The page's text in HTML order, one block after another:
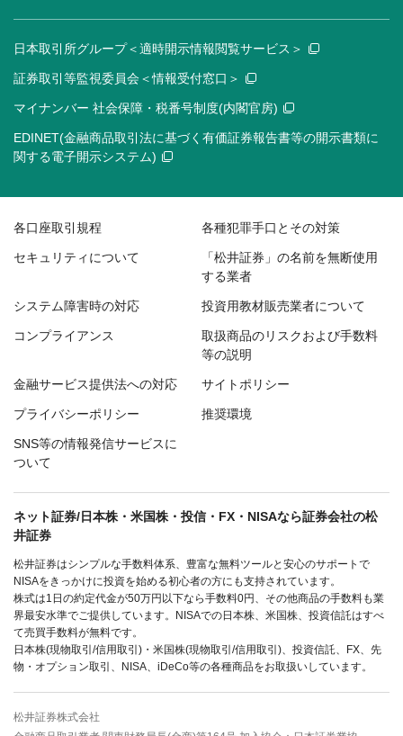
日本取引所グループ＜適時開示情報閲覧サービス＞
証券取引等監視委員会＜情報受付窓口＞
マイナンバー 社会保障・税番号制度(内閣官房)
EDINET(金融商品取引法に基づく有価証券報告書等の開示書類に
関する電子開示システム)
各口座取引規程 各種犯罪手口とその対策
セキュリティについて
「松井証券」の名前を無断使用
する業者
システム障害時の対応 投資用教材販売業者について
コンプライアンス
取扱商品のリスクおよび手数料
等の説明
金融サービス提供法への対応 サイトポリシー
プライバシーポリシー 推奨環境
SNS等の情報発信サービスに
ついて
ネット証券/日本株・米国株・投信・FX・NISAなら証券会社の松
井証券
松井証券はシンプルな手数料体系、豊富な無料ツールと安心のサポートで
NISAをきっかけに投資を始める初心者の方にも支持されています。
株式は1日の約定代金が50万円以下なら手数料0円、その他商品の手数料も業
界最安水準でご提供しています。NISAでの日本株、米国株、投資信託はすべ
て売買手数料が無料です。
日本株(現物取引/信用取引)・米国株(現物取引/信用取引)、投資信託、FX、先
物・オプション取引、NISA、iDeCo等の各種商品をお取扱いしています。
松井証券株式会社